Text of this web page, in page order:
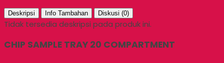
Deskripsi Info Tambahan Diskusi (0)
Tidak tersedia deskripsi pada produk ini.
CHIP SAMPLE TRAY 20 COMPARTMENT